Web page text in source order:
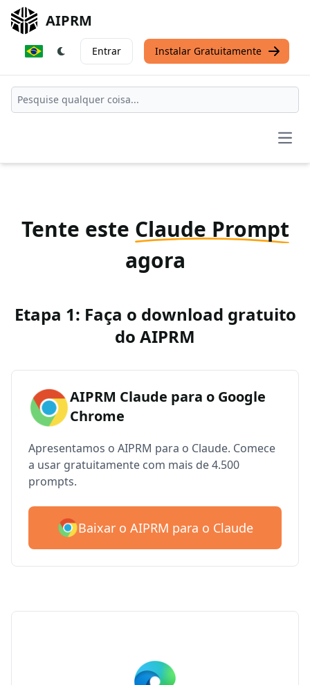
AIPRM
Entrar Instalar Gratuitamente
Tente este Claude Prompt
agora
Etapa 1: Faça o download gratuito
do AIPRM
AIPRM Claude para o Google
Chrome
Apresentamos o AIPRM para o Claude. Comece
a usar gratuitamente com mais de 4.500
prompts.
Baixar o AIPRM para o Claude